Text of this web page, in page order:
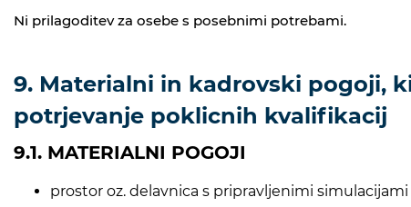
Ni prilagoditev za osebe s posebnimi potrebami.
9. Materialni in kadrovski pogoji,
potrjevanje poklicnih kvalifikacij
9.1. MATERIALNI POGOJI
prostor oz. delavnica s pripravljenimi